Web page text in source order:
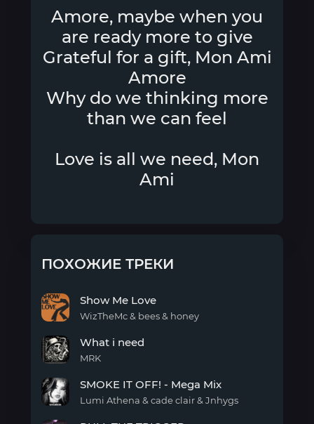
Amore, maybe when you
are ready more to give
Grateful for a gift, Mon Ami
Amore
Why do we thinking more
than we can feel
Love is all we need, Mon
Ami
ПОХОЖИЕ ТРЕКИ
Me
Love
Show Me Love
WizTheMc & bees & honey
i
need
What i need
MRK
SMOKE IT OFF! - Mega Mix
Lumi Athena & cade clair & Jnhygs